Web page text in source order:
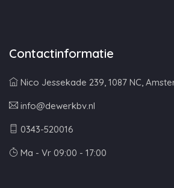
Contactinformatie
Nico Jessekade 239, 1087 NC,
info@dewerkbv.nl
0343-520016
Ma - Vr 09:00 - 17:00